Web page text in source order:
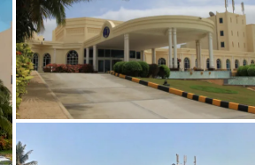
von Pascal, September 2010